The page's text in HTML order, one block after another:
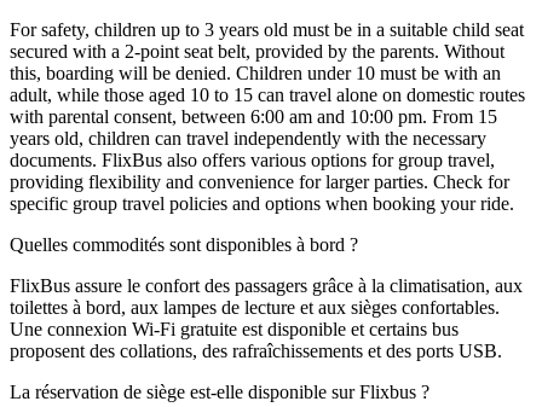
For safety, children up to 3 years old must be in a suitable child seat
secured with a 2-point seat belt, provided by the parents. Without
this, boarding will be denied. Children under 10 must be with an
adult, while those aged 10 to 15 can travel alone on domestic routes
with parental consent, between 6:00 am and 10:00 pm. From 15
years old, children can travel independently with the necessary
documents. FlixBus also offers various options for group travel,
providing flexibility and convenience for larger parties. Check for
specific group travel policies and options when booking your ride.
Quelles commodités sont disponibles à bord ?
FlixBus assure le confort des passagers grâce à la climatisation, aux
toilettes à bord, aux lampes de lecture et aux sièges confortables.
Une connexion Wi-Fi gratuite est disponible et certains bus
proposent des collations, des rafraîchissements et des ports USB.
La réservation de siège est-elle disponible sur Flixbus ?